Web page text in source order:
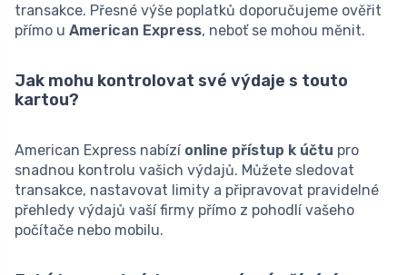
transakce. Přesné výše poplatků doporučujeme ověřit
přímo u American Express, neboť se mohou měnit.
Jak mohu kontrolovat své výdaje s touto
kartou?
American Express nabízí online přístup k účtu pro
snadnou kontrolu vašich výdajů. Můžete sledovat
transakce, nastavovat limity a připravovat pravidelné
přehledy výdajů vaší firmy přímo z pohodlí vašeho
počítače nebo mobilu.